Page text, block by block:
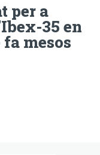
per a
35 en
mesos